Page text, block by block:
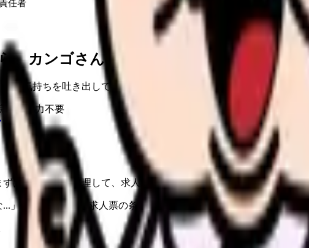
任者
、カンゴさんの部屋で少し話してみません
の気持ちを吐き出して、何がつらいのか、辞めるべきか、少し休む
名は入力不要
は希望条件を整理して、求人を見比べられます。
」そう感じたら、求人票の条件と応募前に確認したい不安を分けて